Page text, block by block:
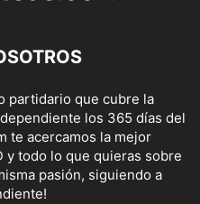
partidario que cubre la
los 365 días del
te acercamos la mejor
y todo lo que quieras sobre
pasión, siguiendo a